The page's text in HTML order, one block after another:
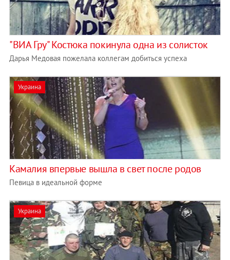
"ВИА Гру" Костюка покинула одна из солисток
Дарья Медовая пожелала коллегам добиться успеха
Украина
Камалия впервые вышла в свет после родов
Певица в идеальной форме
Украина